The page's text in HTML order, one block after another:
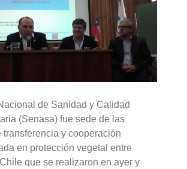
de Sanidad y Calidad
(Senasa) fue sede de las
transferencia y cooperación
en protección vegetal entre
que se realizaron en ayer y